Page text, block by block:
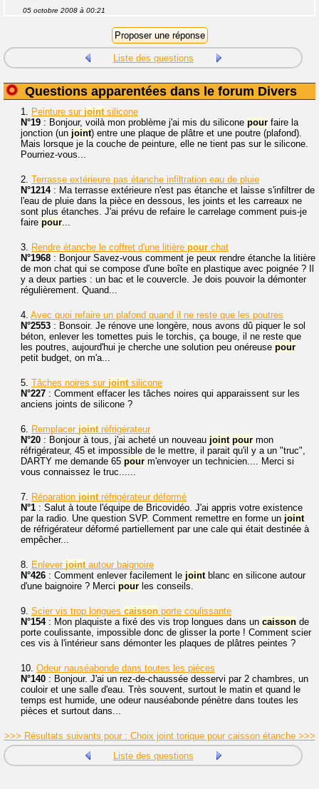
05 octobre 2008 à 00:21
Liste des questions
Questions apparentées dans le forum Divers
1. Peinture sur joint silicone
N°19 : Bonjour, voilà mon problème j'ai mis du silicone pour faire la
jonction (un joint) entre une plaque de plâtre et une poutre (plafond).
Mais lorsque je la couche de peinture, elle ne tient pas sur le silicone.
Pourriez-vous...
2. Terrasse extérieure pas étanche infiltration eau de pluie
N°1214: Ma terrasse extérieure n'est pas étanche et laisse s'infiltrer de
l'eau de pluie dans la pièce en dessous, les joints et les carreaux ne
sont plus étanches. J'ai prévu de refaire le carrelage comment puis-je
faire pour
3. Rendre étanche le coffret d'une litière pour chat
N°1968 : Bonjour Savez-vous comment je peux rendre étanche la litière
de mon chat qui se compose d'une boîte en plastique avec poignée ? Il
y a deux parties : un bac et le couvercle. Je dois pouvoir la démonter
régulièrement. Quand...
4. Avec quoi refaire un plafond quand il ne reste que les poutres
N°2553 : Bonsoir. Je rénove une longère, nous avons dû piquer le sol
béton, enlever les tomettes puis le torchis, ça bouge, il ne reste que
les poutres, aujourd'hui je cherche une solution peu onéreuse pour
petit budget, on m'a...
5. Tâches noires sur joint silicone
N°227 : Comment effacer les tâches noires qui apparaissent sur les
anciens joints de silicone ?
6. Remplacer joint réfrigérateur
N°20 : Bonjour à tous, j'ai acheté un nouveau joint pour mon
réfrigérateur, 45 et impossible de le mettre, il parait qu'il y a un "truc",
DARTY me demande 65 pour m'envoyer un technicien.... Merci si
vous connaissez le truc......
7. Réparation joint réfrigérateur déformé
N°1 : Salut à toute l'équipe de Bricovidéo. J'ai appris votre existence
par la radio. Une question SVP. Comment remettre en forme un joint
de réfrigérateur déformé partiellement par une cale qui était destinée à
empêcher...
8. Enlever joint autour baignoire
N°426 : Comment enlever facilement le joint blanc en silicone autour
d'une baignoire ? Merci pour les conseils.
9. Scier vis trop longues caisson porte coulissante
N°154: Mon plaquiste a fixé des vis trop longues dans un caisson de
porte coulissante, impossible donc de glisser la porte ! Comment scier
ces vis à l'intérieur sans démonter les plaques de plâtres peintes ?
10. Odeur nauséabonde dans toutes les pièces
N°140 : Bonjour. J'ai un rez-de-chaussée desservi par 2 chambres, un
couloir et une salle d'eau. Très souvent, surtout le matin et quand le
temps est humide, une odeur nauséabonde pénètre dans toutes les
pièces et surtout dans...
>>> Résultats suivants pour : Choix joint torique pour caisson étanche >>>
Liste des questions